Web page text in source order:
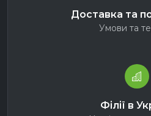
Доставка та
Умови та
Філії в